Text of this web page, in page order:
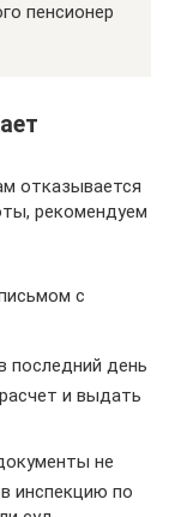
пенсионер
отказывается
рекомендуем
с
последний день
и выдать
не
инспекцию по